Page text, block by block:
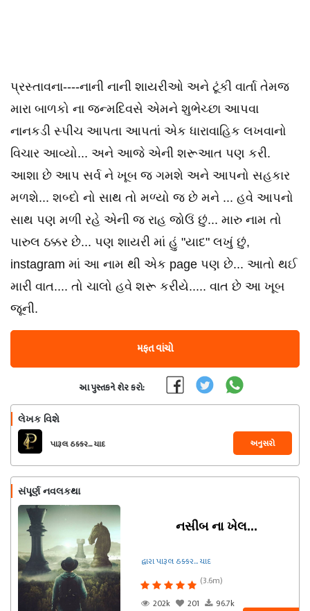
પ્રસ્તાવના----નાની નાની શાયરીઓ અને ટૂંકી વાર્તા તેમજ
મારા બાળકો ના જન્મદિવસે એમને શુભેચ્છા આપવા
નાનકડી સ્પીચ આપતા આપતાં એક ધારાવાહિક લખવાનો
વિચાર આવ્યો... અને આજે એની શરૂઆત પણ કરી.
આશા છે આપ સર્વ ને ખૂબ જ ગમશે અને આપનો સહકાર
મળશે... શબ્દો નો સાથ તો મળ્યો જ છે મને ... હવે આપનો
સાથ પણ મળી રહે એની જ રાહ જોઉં છું... મારુ નામ તો
પારુલ ઠક્કર છે... પણ શાયરી માં હું "યાદ" લખું છું,
instagram માં આ નામ થી એક page પણ છે... આતો થઈ
મારી વાત.... તો ચાલો હવે શરૂ કરીયે..... વાત છે આ ખૂબ
જૂની.
મફત વાંચો
આ પુસ્તકને શેર કરો:
લેખક વિશે
પારૂલ ઠક્કર... યાદ અનુસરો
સંપૂર્ણ નવલકથા
નસીબ ના ખેલ...
દ્વારા પારૂલ ઠક્કર... યાદ
(3.6m)
202k
201 96.7k